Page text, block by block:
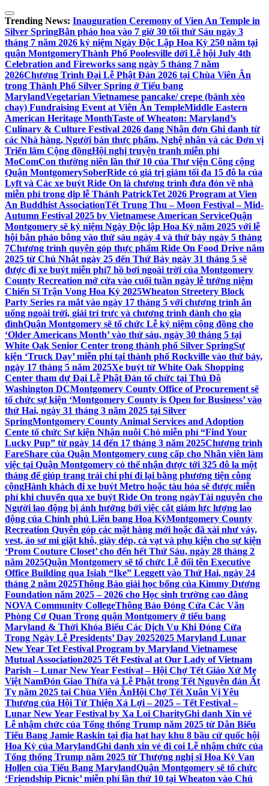
Skip
to
content
Trending News: Inauguration Ceremony of Vien An Temple in
Silver SpringBắn pháo hoa vào 7 giờ 30 tối thứ Sáu ngày 3
tháng 7 năm 2026 kỷ niệm Ngày Độc Lập Hoa Kỳ 250 năm tại
quận MontgomeryThành Phố Poolesville dời Lễ hội July 4th
Celebration and Fireworks sang ngày 5 tháng 7 năm
2026Chương Trình Đại Lễ Phật Đản 2026 tại Chùa Viên Ân
trong Thành Phố Silver Spring ở Tiểu bang
MarylandVegetarian Vietnamese pancake/ crepe (bánh xèo
chay) Fundraising Event at Viên Ân TempleMiddle Eastern
American Heritage MonthTaste of Wheaton: Maryland’s
Culinary & Culture Festival 2026 đang Nhận đơn Ghi danh từ
các Nhà hàng, Người bán thực phẩm, Nghệ nhân và các Đơn vị
Triển lãm Cộng đồngHội nghị truyện tranh miễn phí
MoComCon thường niên lần thứ 10 của Thư viện Công cộng
Quận MontgomerySoberRide có giá trị giảm tối đa 15 đô la của
Lyft và Các xe buýt Ride On là chương trình đưa đón về nhà
miễn phí trong dịp lễ Thánh PatrickTet 2026 Program at Vien
An Buddhist AssociationTết Trung Thu – Moon Festival – Mid-
Autumn Festival 2025 by Vietnamese American ServiceQuận
Montgomery sẽ kỷ niệm Ngày Độc lập Hoa Kỳ năm 2025 với lễ
hội bắn pháo bông vào thứ sáu ngày 4 và thứ bảy ngày 5 tháng
7Chương trình quyên góp thực phẩm Ride On Food Drive năm
2025 từ Chủ Nhật ngày 25 đến Thứ Bảy ngày 31 tháng 5 sẽ
được đi xe buýt miễn phí7 hồ bơi ngoài trời của Montgomery
County Recreation mở cửa vào cuối tuần ngày lễ tưởng niệm
Chiến Sĩ Trận Vong Hoa Kỳ 2025Wheaton Streetery Block
Party Series ra mắt vào ngày 17 tháng 5 với chương trình ăn
uống ngoài trời, giải trí trực và chương trình dành cho gia
đìnhQuận Montgomery sẽ tổ chức Lễ kỷ niệm cộng đồng cho
‘Older Americans Month’ vào thứ sáu, ngày 30 tháng 5 tại
White Oak Senior Center trong thành phố Silver SpringSự
kiện ‘Truck Day’ miễn phí tại thành phố Rockville vào thứ bảy,
ngày 17 tháng 5 năm 2025Xe buýt từ White Oak Shopping
Center tham dự Đại Lễ Phật Đản tổ chức tại Thủ Đô
Washington DCMontgomery County Office of Procurement sẽ
tổ chức sự kiện ‘Montgomery County is Open for Business’ vào
thứ Hai, ngày 31 tháng 3 năm 2025 tại Silver
SpringMontgomery County Animal Services and Adoption
Cente tổ chức Sự kiện Nhận nuôi Chó miễn phí “Find Your
Lucky Pup” từ ngày 14 đến 17 tháng 3 năm 2025Chương trình
FareShare của Quận Montgomery cung cấp cho Nhân viên làm
việc tại Quận Montgomery có thể nhận được tới 325 đô la một
tháng để giúp trang trải chi phí đi lại bằng phương tiện công
cộngHành khách đi xe buýt Metro hoặc tàu hỏa sẽ được miễn
phí khi chuyển qua xe buýt Ride On trong ngàyTài nguyên cho
Người lao động bị ảnh hưởng bởi việc cắt giảm lực lượng lao
động của Chính phủ Liên bang Hoa KỳMontgomery County
Recreation Quyên góp các mặt hàng mới hoặc đã xài như váy,
vest, áo sơ mi giặt khô, giày dép, cà vạt và phụ kiện cho sự kiện
‘Prom Couture Closet’ cho đến hết Thứ Sáu, ngày 28 tháng 2
năm 2025Quận Montgomery sẽ tổ chức Lễ đổi tên Executive
Office Building qua Isiah “Ike” Leggett vào Thứ Hai, ngày 24
tháng 2 năm 2025Thông Báo giải học bổng của Kimmy Dương
Foundation năm 2025 – 2026 cho Học sinh trường cao đẳng
NOVA Community CollegeThông Báo Đóng Cửa Các Văn
Phòng Cơ Quan Trong quận Montgomery ở tiểu bang
Maryland & Thời Khóa Biểu Các Dịch Vụ Khi Đóng Cửa
Trong Ngày Lễ Presidents’ Day 20252025 Maryland Lunar
New Year Tet Festival Program by Maryland Vietnamese
Mutual Association2025 Tết Festival at Our Lady of Vietnam
Parish – Lunar New Year Festival – Hội Chợ Tết Giáo Xứ Mẹ
Việt NamĐón Giao Thừa và Lễ Phật trong Tết Nguyên đán Ất
Tỵ năm 2025 tại Chùa Viên ÂnHội Chợ Tết Xuân Vị Yêu
Thương của Hội Từ Thiện Xá Lợi – 2025 – Tết Festival –
Lunar New Year Festival by Xa Loi CharityGhi danh Xin vé
Lễ nhậm chức của Tổng thống Trump năm 2025 từ Dân Biểu
Tiểu Bang Jamie Raskin tại địa hạt hay khu 8 bầu cử quốc hội
Hoa Kỳ của MarylandGhi danh xin vé đi coi Lễ nhậm chức của
Tổng thống Trump năm 2025 từ Thượng nghị sĩ Hoa Kỳ Van
Hollen của Tiểu Bang MarylandQuận Montgomery sẽ tổ chức
‘Friendship Picnic’ miễn phí lần thứ 10 tại Wheaton vào Chủ